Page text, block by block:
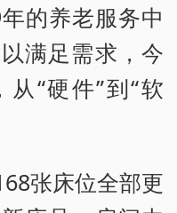
的养老服务中
满足需求，今
“硬件”到“软
张床位全部更